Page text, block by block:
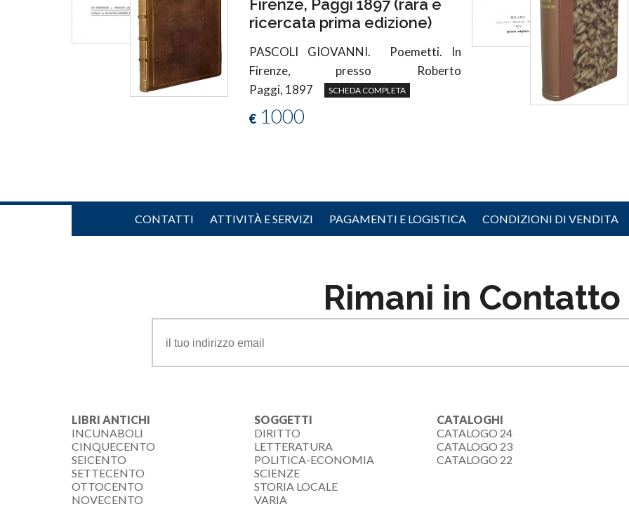
Firenze, Paggi 1897 (rara e
ricercata prima edizione)
PASCOLI GIOVANNI.
Poemetti. In
Firenze, presso Roberto
Paggi, 1897
SCHEDA COMPLETA
€1000
CONTATTI ATTIVITÀ E SERVIZI PAGAMENTI E LOGISTICA CONDIZIONI DI VENDITA
Rimani in Contatto
LIBRI ANTICHI
INCUNABOLI
CINQUECENTO
SEICENTO
SETTECENTO
OTTOCENTO
NOVECENTO
SOGGETTI
DIRITTO
LETTERATURA
POLITICA-ECONOMIA
SCIENZE
STORIA LOCALE
VARIA
CATALOGHI
CATALOGO 24
CATALOGO 23
CATALOGO 22